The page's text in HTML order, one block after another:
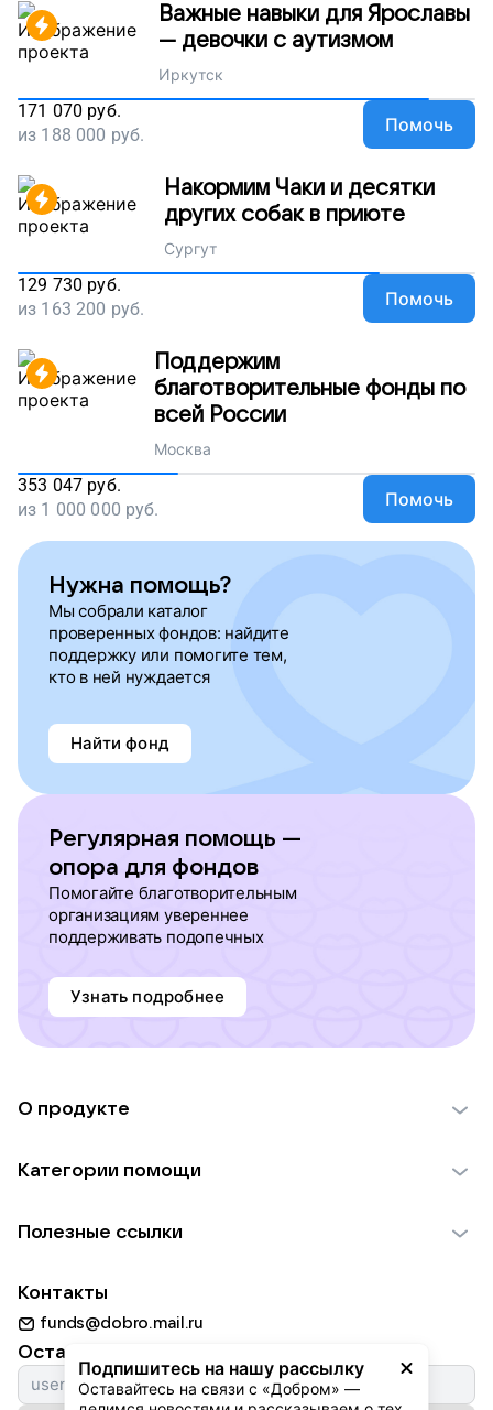
Важные навыки для Ярославы
— девочки с аутизмом
Иркутск
171 070 руб.
из 188 000 руб. Помочь
Накормим Чаки и десятки
других собак в приюте
Сургут
129 730 руб.
из 163 200 руб. Помочь
Поддержим
благотворительные фонды по
всей России
Москва
353 047 руб.
из 1 000 000 руб. Помочь
Нужна помощь?
Мы собрали каталог
проверенных фондов: найдите
поддержку или помогите тем,
кто в ней нуждается
Найти фонд
Регулярная помощь —
опора для фондов
Помогайте благотворительным
организациям увереннее
поддерживать подопечных
Узнать подробнее
Подпишитесь на нашу рассылку
Оставайтесь на связи с «Добром» —
О продукте
Использование материалов
Для НКО
Партнерам
Категории помощи
Пожилым
Животным
Природе
Культуре
Полезные ссылки
Добрый день
Истории
Контакты
funds@dobro.mail.ru
Оставайтесь с нами